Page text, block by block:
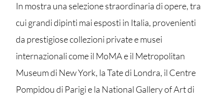
In mostra una selezione straordinaria di opere, tra
cui grandi dipinti mai esposti in Italia, provenienti
da prestigiose collezioni private e musei
internazionali come il MoMA e il Metropolitan
Museum di New York, la Tate di Londra, il Centre
Pompidou di Parigi e la National Gallery of Art di